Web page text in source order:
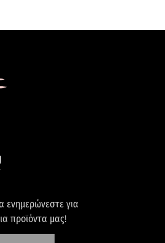
ενημερώνεστε για
προϊόντα μας!